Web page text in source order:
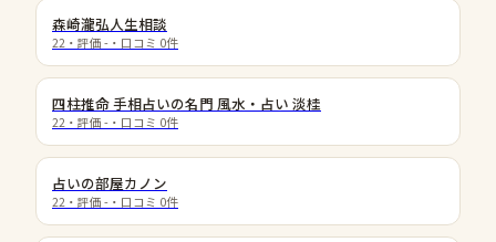
森崎瀧弘人生相談
22 ・評価 - ・口コミ 0件
四柱推命 手相占いの名門 風水・占い 淡桂
22 ・評価 - ・口コミ 0件
占いの部屋カノン
22 ・評価 - ・口コミ 0件